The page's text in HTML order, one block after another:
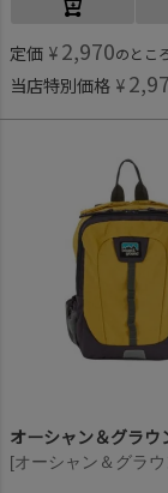
定価 ¥ 2,970のとこ
当店特別価格 ¥
オーシャン＆グラウ